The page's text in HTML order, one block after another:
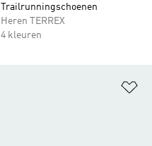
Trailrunningschoenen
Heren TERREX
4 kleuren